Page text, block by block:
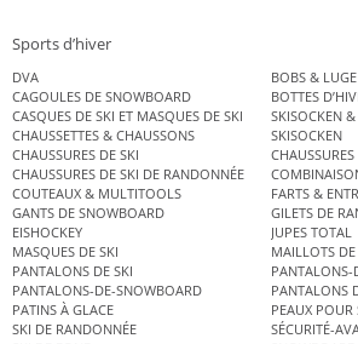
Sports d’hiver
DVA
BOBS & LUGE
CAGOULES DE SNOWBOARD
BOTTES
CASQUES DE SKI ET MASQUES DE SKI
SKISOCKEN &
CHAUSSETTES & CHAUSSONS
SKISOCKEN
CHAUSSURES DE SKI
CHAUSSURES DE SKI DE RANDONNÉE
COUTEAUX & MULTITOOLS
FARTS &
GANTS DE SNOWBOARD
GILETS DE
EISHOCKEY
JUPES TOTAL
MASQUES DE SKI
MAILLOTS
PANTALONS DE SKI
PANTALONS-
PANTALONS-DE-SNOWBOARD
PANTALONS
PATINS À GLACE
PEAUX POUR
SKI DE RANDONNÉE
SÉCURITÉ-